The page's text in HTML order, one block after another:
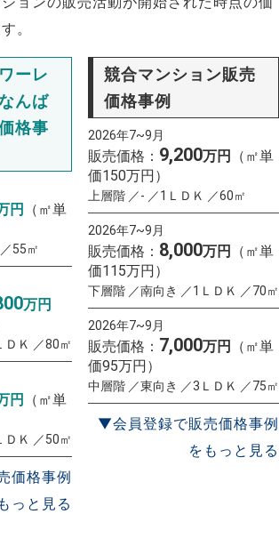
。
ーレ
んば
格事
円
（㎡単
55㎡
万円
ＤＫ ／80㎡
円
（㎡単
ＤＫ ／50㎡
価格事例
っと見る
競合マンション販売
価格事例
2026年7~9月
販売価格： 9,200万円
（㎡単
価150万円）
上層階 ／- ／1ＬＤＫ ／60㎡
2026年7~9月
販売価格： 8,000万円
（㎡単
価115万円）
下層階 ／南向き ／1ＬＤＫ ／70㎡
2026年7~9月
販売価格： 7,000万円
（㎡単
価95万円）
中層階 ／東向き ／3ＬＤＫ ／75㎡
▼会員登録で販売価格事例
をもっと見る